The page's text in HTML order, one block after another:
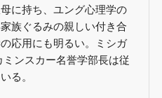
に持ち、ユング心理学の
族ぐるみの親しい付き合
応用にも明るい。ミシガ
ンスカー名誉学部長は従
る。